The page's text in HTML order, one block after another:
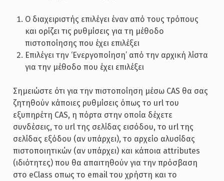
Ο διαχειριστής επιλέγει έναν από τους τρόπους
και ορίζει τις ρυθμίσεις για τη μέθοδο
πιστοποίησης που έχει επιλέξει
Επιλέγει την ‘Ενεργοποίηση’ από την αρχική λίστα
για την μέθοδο που έχει επιλέξει
Σημειώστε ότι για την πιστοποίηση μέσω CAS θα σας
ζητηθούν κάποιες ρυθμίσεις όπως το url του
εξυπηρέτη CAS, η πόρτα στην οποία δέχετε
συνδέσεις, το url της σελίδας εισόδου, το url της
σελίδας εξόδου (αν υπάρχει), το αρχείο αλυσίδας
πιστοποιητικών (αν υπάρχει) και κάποια attributes
(ιδιότητες) που θα απαιτηθούν για την πρόσβαση
στο eClass οπως το email του χρήστη και το